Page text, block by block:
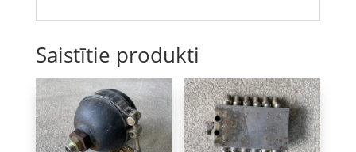
Saistītie produkti